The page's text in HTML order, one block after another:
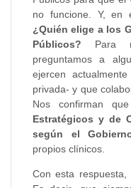
no funcione. Y, en
¿Quién elige a los
Públicos? Para
preguntamos a
ejercen
privada- y que
Nos confirman
Estratégicos y de
según el
propios clínicos.
Con esta respuesta,